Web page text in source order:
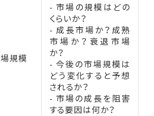
規模
- 市場の規模はどの
くらいか？
- 成長市場か？成熟
市場か？衰退市場
か？
- 今後の市場規模は
どう変化すると予想
されるか？
- 市場の成長を阻害
する要因は何か？